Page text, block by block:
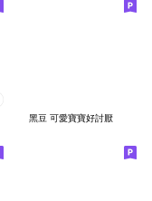
黑豆 可愛寶寶好討厭